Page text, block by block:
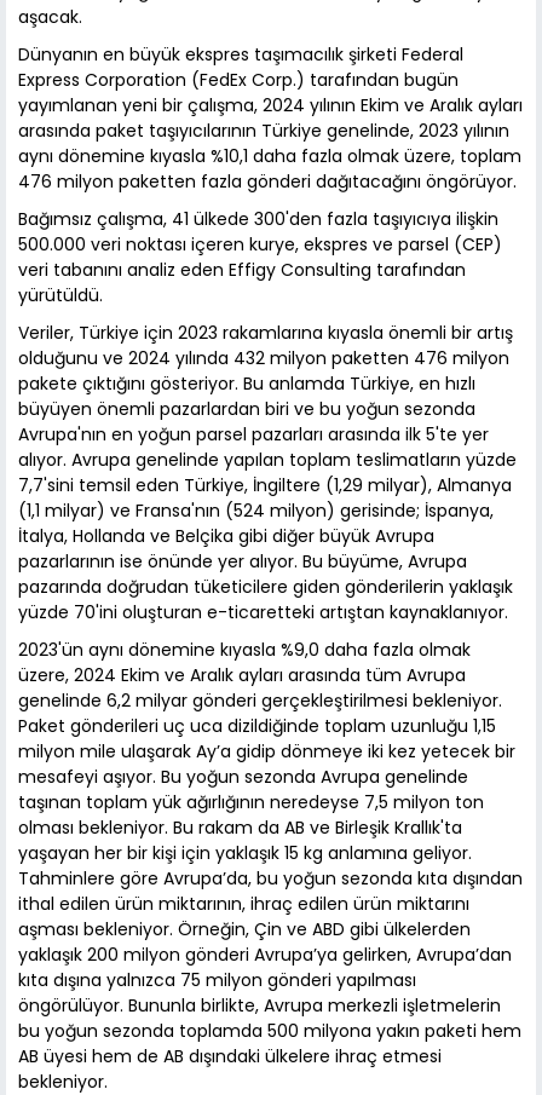
aşacak.
Dünyanın en büyük ekspres taşımacılık şirketi Federal
Express Corporation (FedEx Corp.) tarafından bugün
yayımlanan yeni bir çalışma, 2024 yılının Ekim ve Aralık ayları
arasında paket taşıyıcılarının Türkiye genelinde, 2023 yılının
aynı dönemine kıyasla %10,1 daha fazla olmak üzere, toplam
476 milyon paketten fazla gönderi dağıtacağını öngörüyor.
Bağımsız çalışma, 41 ülkede 300'den fazla taşıyıcıya ilişkin
500.000 veri noktası içeren kurye, ekspres ve parsel (CEP)
veri tabanını analiz eden Effigy Consulting tarafından
yürütüldü.
Veriler, Türkiye için 2023 rakamlarına kıyasla önemli bir artış
olduğunu ve 2024 yılında 432 milyon paketten 476 milyon
pakete çıktığını gösteriyor. Bu anlamda Türkiye, en hızlı
büyüyen önemli pazarlardan biri ve bu yoğun sezonda
Avrupa'nın en yoğun parsel pazarları arasında ilk 5'te yer
alıyor. Avrupa genelinde yapılan toplam teslimatların yüzde
7,7'sini temsil eden Türkiye, İngiltere (1,29 milyar), Almanya
(1,1 milyar) ve Fransa'nın (524 milyon) gerisinde; İspanya,
İtalya, Hollanda ve Belçika gibi diğer büyük Avrupa
pazarlarının ise önünde yer alıyor. Bu büyüme, Avrupa
pazarında doğrudan tüketicilere giden gönderilerin yaklaşık
yüzde 70'ini oluşturan e-ticaretteki artıştan kaynaklanıyor.
2023'ün aynı dönemine kıyasla %9,0 daha fazla olmak
üzere, 2024 Ekim ve Aralık ayları arasında tüm Avrupa
genelinde 6,2 milyar gönderi gerçekleştirilmesi bekleniyor.
Paket gönderileri uç uca dizildiğinde toplam uzunluğu 1,15
milyon mile ulaşarak Ay’a gidip dönmeye iki kez yetecek bir
mesafeyi aşıyor. Bu yoğun sezonda Avrupa genelinde
taşınan toplam yük ağırlığının neredeyse 7,5 milyon ton
olması bekleniyor. Bu rakam da AB ve Birleşik Krallık'ta
yaşayan her bir kişi için yaklaşık 15 kg anlamına geliyor.
Tahminlere göre Avrupa’da, bu yoğun sezonda kıta dışından
ithal edilen ürün miktarının, ihraç edilen ürün miktarını
aşması bekleniyor. Örneğin, Çin ve ABD gibi ülkelerden
yaklaşık 200 milyon gönderi Avrupa’ya gelirken, Avrupa’dan
kıta dışına yalnızca 75 milyon gönderi yapılması
öngörülüyor. Bununla birlikte, Avrupa merkezli işletmelerin
bu yoğun sezonda toplamda 500 milyona yakın paketi hem
AB üyesi hem de AB dışındaki ülkelere ihraç etmesi
bekleniyor.